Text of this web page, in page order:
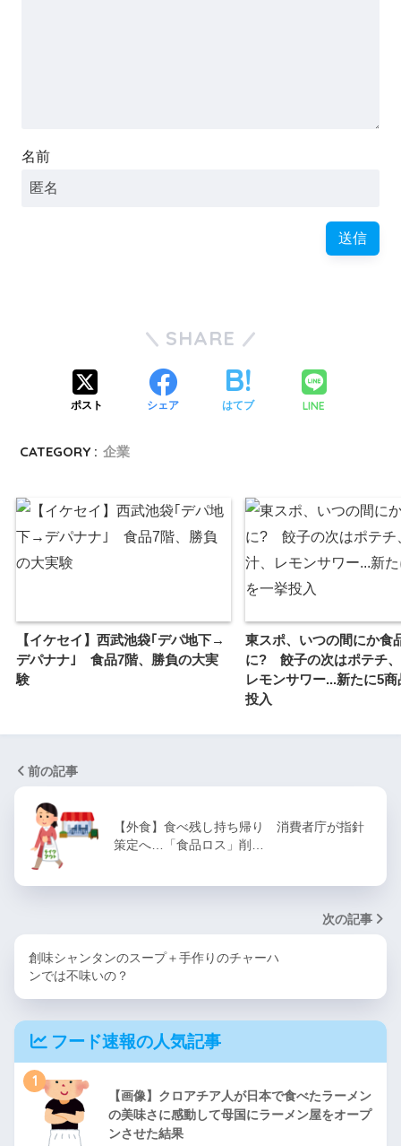
名前
SHARE
ポスト シェア はてブ LINE
CATEGORY : 企業
【イケセイ】西武池袋｢デパ地下→
デパナナ｣ 食品7階、勝負の大実
験
東スポ、いつの間にか食
に? 餃子の次はポテチ
レモンサワー...新たに5
投入
前の記事
【外食】食べ残し持ち帰り 消費者庁が指針
策定へ…「食品ロス」削…
次の記事
創味シャンタンのスープ＋手作りのチャーハ
ンでは不味いの？
フード速報の人気記事
1
【画像】クロアチア人が日本で食べたラーメン
の美味さに感動して母国にラーメン屋をオープ
ンさせた結果